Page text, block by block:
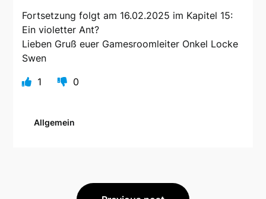
Fortsetzung folgt am 16.02.2025 im Kapitel 15:
Ein violetter Ant?
Lieben Gruß euer Gamesroomleiter Onkel Locke
Swen
1
0
Allgemein
Beitragsnavigation